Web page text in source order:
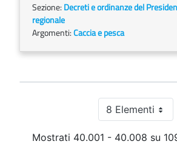
Sezione: Decreti e ordinanze del
regionale
Argomenti:Caccia e pesca
8 Elementi
Per
Mostrati 40.001 - 40.008 su